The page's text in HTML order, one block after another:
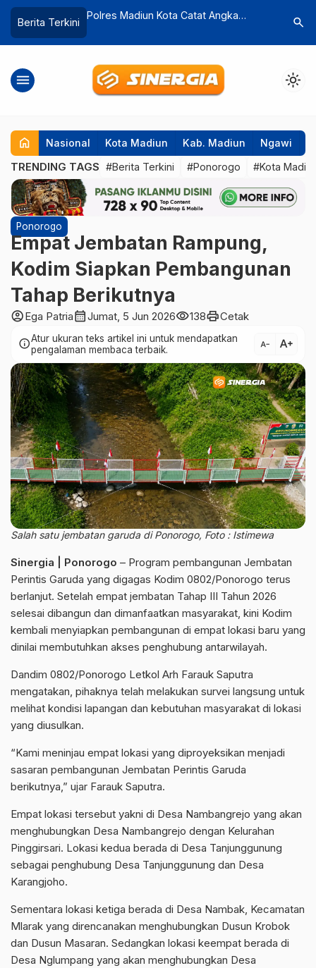
Berita Terkini
Sinyal Pengisian Jabatan Eselon II
Tenang
Was –
Kembali
search
menu light_mode
home Nasional Kota Madiun Kab. Madiun Ngawi
TRENDING TAGS #Berita Terkini #Ponorogo #Kota
Ponorogo
Empat Jembatan Rampung,
Kodim Siapkan Pembangunan
Tahap Berikutnya
account_circleEga Patriacalendar_monthJumat, 5 Jun 2026visibility138printCetak
infoAtur ukuran teks artikel ini untuk mendapatkan
pengalaman membaca terbaik.
text_decrease text_increase
Salah satu jembatan garuda di Ponorogo, Foto : Istimewa
Sinergia | Ponorogo – Program pembangunan Jembatan
Perintis Garuda yang digagas Kodim 0802/Ponorogo terus
berlanjut. Setelah empat jembatan Tahap III Tahun 2026
selesai dibangun dan dimanfaatkan masyarakat, kini Kodim
kembali menyiapkan pembangunan di empat lokasi baru yang
dinilai membutuhkan akses penghubung antarwilayah.
Dandim 0802/Ponorogo Letkol Arh Farauk Saputra
mengatakan, pihaknya telah melakukan survei langsung untuk
melihat kondisi lapangan dan kebutuhan masyarakat di lokasi
yang diusulkan.
“Kami meninjau empat lokasi yang diproyeksikan menjadi
sasaran pembangunan Jembatan Perintis Garuda
berikutnya,” ujar Farauk Saputra.
Empat lokasi tersebut yakni di Desa Nambangrejo yang akan
menghubungkan Desa Nambangrejo dengan Kelurahan
Pinggirsari. Lokasi kedua berada di Desa Tanjunggunung
sebagai penghubung Desa Tanjunggunung dan Desa
Karangjoho.
Sementara lokasi ketiga berada di Desa Nambak, Kecamatan
Mlarak yang direncanakan menghubungkan Dusun Krobok
dan Dusun Masaran. Sedangkan lokasi keempat berada di
Desa Nglumpang yang akan menghubungkan Desa